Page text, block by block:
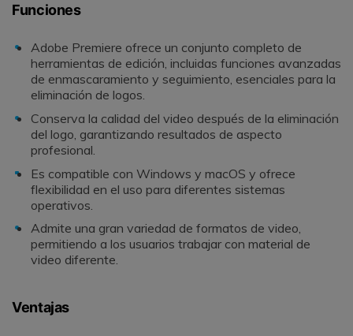
Funciones
Adobe Premiere ofrece un conjunto completo de
herramientas de edición, incluidas funciones avanzadas
de enmascaramiento y seguimiento, esenciales para la
eliminación de logos.
Conserva la calidad del video después de la eliminación
del logo, garantizando resultados de aspecto
profesional.
Es compatible con Windows y macOS y ofrece
flexibilidad en el uso para diferentes sistemas
operativos.
Admite una gran variedad de formatos de video,
permitiendo a los usuarios trabajar con material de
video diferente.
Ventajas